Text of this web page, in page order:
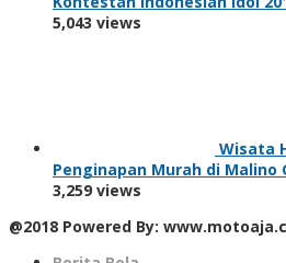
5,043 views
Wisata
Penginapan Murah di Malino
3,259 views
@2018 Powered By: